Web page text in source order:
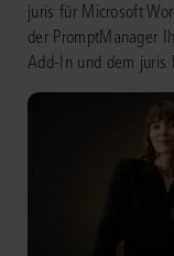
juris für Microsoft
der PromptManager
Add-In und dem juris